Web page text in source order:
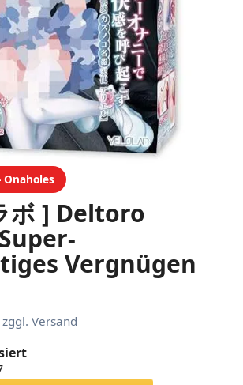
Onaholes
ボ ] Deltoro
Vergnügen
Meisterwerk
[
2]
Versand